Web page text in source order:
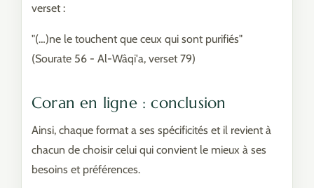
verset :
"(…)ne le touchent que ceux qui sont purifiés"
(Sourate 56 - Al-Wâqi'a, verset 79)
Coran en ligne : conclusion
Ainsi, chaque format a ses spécificités et il revient à
chacun de choisir celui qui convient le mieux à ses
besoins et préférences.